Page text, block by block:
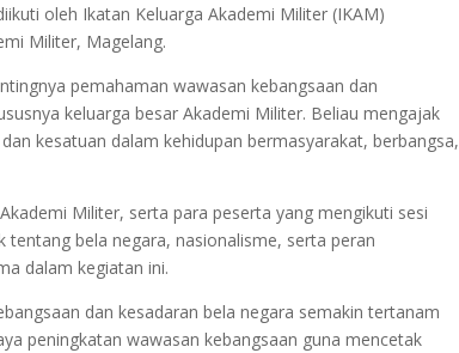
oleh Ikatan Keluarga Akademi Militer (IKAM)
Militer, Magelang.
pemahaman wawasan kebangsaan dan
keluarga besar Akademi Militer. Beliau mengajak
kesatuan dalam kehidupan bermasyarakat, berbangsa,
Militer, serta para peserta yang mengikuti sesi
bela negara, nasionalisme, serta peran
dalam kegiatan ini.
dan kesadaran bela negara semakin tertanam
peningkatan wawasan kebangsaan guna mencetak